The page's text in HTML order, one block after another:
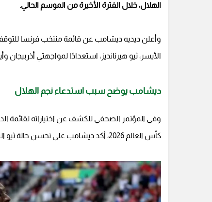
الهلال، خلال الفترة الأخيرة من الموسم الحالي.
وأعلن ديديه ديشامب عن قائمة منتخب فرنسا
الأيسر، ثيو هيرنانديز، استعدادًا لمواجهتي أذربيجان
ديشامب يوضح سبب استدعاء نجم الهلال
وفي المؤتمر الصحفي للكشف عن اختياراته لقائمة
كأس العالم 2026، أكد ديشامب على تحسن حالة ثيو الشخصية مع الفريق بالفترة الأخيرة.